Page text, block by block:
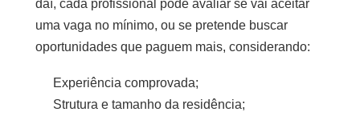
daí, cada profissional pode avaliar se vai aceitar
uma vaga no mínimo, ou se pretende buscar
oportunidades que paguem mais, considerando:
Experiência comprovada;
Strutura e tamanho da residência;